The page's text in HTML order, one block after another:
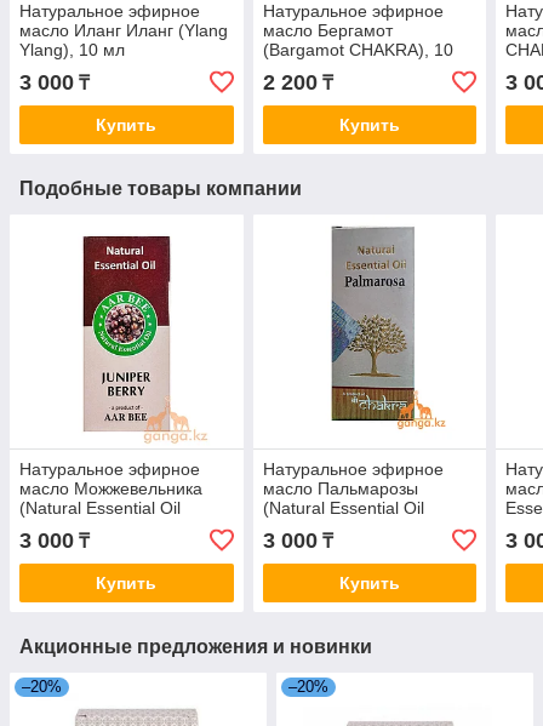
Натуральное эфирное
масло Иланг Иланг (Ylang
Ylang), 10 мл
3 000 ₸
Купить
Натуральное эфирное
масло Бергамот
(Bargamot CHAKRA), 10
2 200₸
Купить
3
Подобные товары компании
Натуральное эфирное
масло Можжевельника
(Natural Essential Oil
Juniper berry CHAKRA), 10
мл
3 000 ₸
Купить
Натуральное эфирное
масло Пальмарозы
(Natural Essential Oil
Palmarosa CHAKRA), 10
мл
3 000₸
Купить
3
Акционные предложения и новинки
–20% –20%